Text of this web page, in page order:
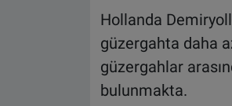
Hollanda
güzergahta daha
güzergahlar
bulunmakta.